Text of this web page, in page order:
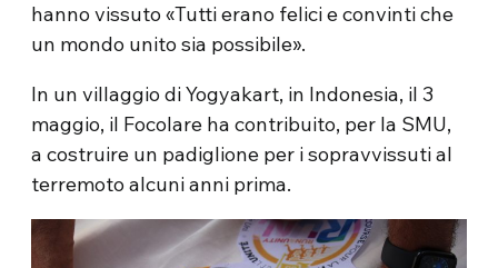
hanno vissuto «Tutti erano felici e convinti che
un mondo unito sia possibile».
In un villaggio di Yogyakart, in Indonesia, il 3
maggio, il Focolare ha contribuito, per la SMU,
a costruire un padiglione per i sopravvissuti al
terremoto alcuni anni prima.